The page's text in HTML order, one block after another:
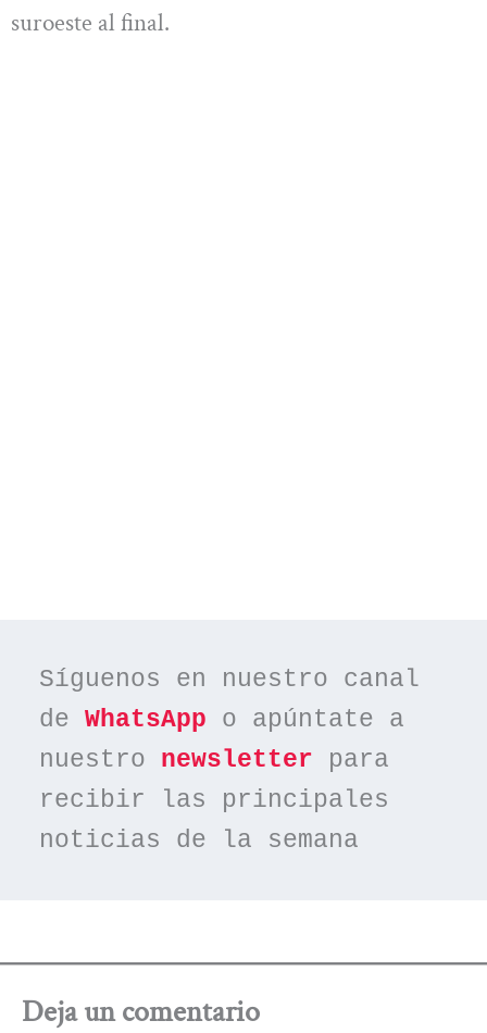
suroeste al final.
Síguenos en nuestro canal
de WhatsApp o apúntate a
nuestro newsletter para
recibir las principales
noticias de la semana
Deja un comentario